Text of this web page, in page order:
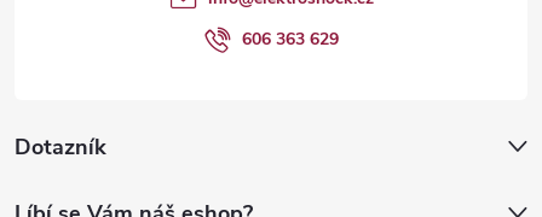
606 363 629
Dotazník